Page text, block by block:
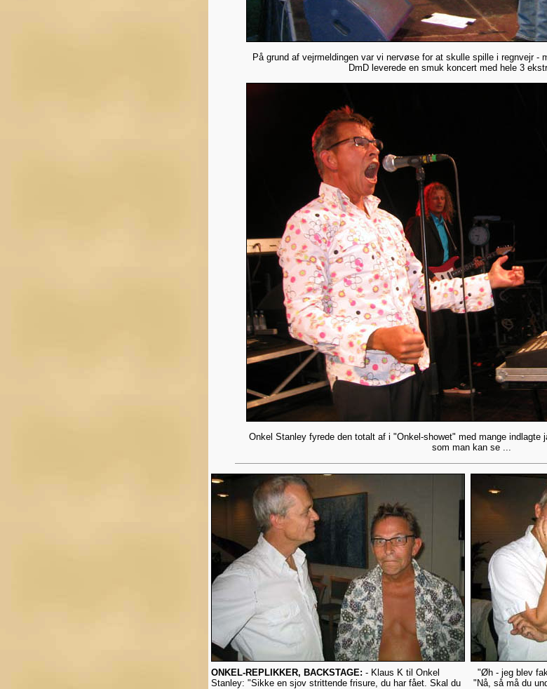
På grund af vejrmeldingen var vi nervøse for at skulle spille i regnvejr -
DmD leverede en smuk koncert med hele 3
Onkel Stanley fyrede den totalt af i "Onkel-showet" med mange indlagte
som man kan se ...
ONKEL-REPLIKKER, BACKSTAGE: - Klaus K til Onkel
Stanley: "Sikke en sjov strittende frisure, du har fået. Skal du
"Øh - jeg blev
"Nå, så må du